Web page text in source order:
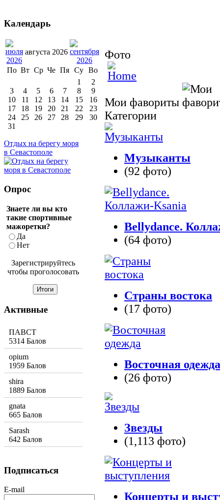
Фото
Мои фавориты
Категории
Музыканты
(92 фото)
Bellydance.
(64 фото)
Страны востока
(17 фото)
Восточная одежда
(26 фото)
Звезды
(1,113 фото)
Концерты и
Календарь
августа 2026
По Вт Ср Че Пя Су Во
1
2
3
4 5 6 7 8
9
10
11 12 13 14 15
16
17
18 19 20 21 22
23
24
25 26 27 28 29
30
31
Отдых на берегу моря
в Севастополе
Опрос
Знаете ли вы кто
такие спортивные
мажоретки?
Да
Нет
Зарегистрируйтесь
чтобы проголосовать
Активные
ПАВСТ
5314 Балов
opium
1959 Балов
shira
1889 Балов
gnata
665 Балов
Sarash
642 Балов
Подписаться
E-mail